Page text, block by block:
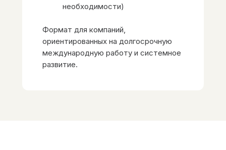
необходимости)
Формат для компаний,
ориентированных на долгосрочную
международную работу и системное
развитие.